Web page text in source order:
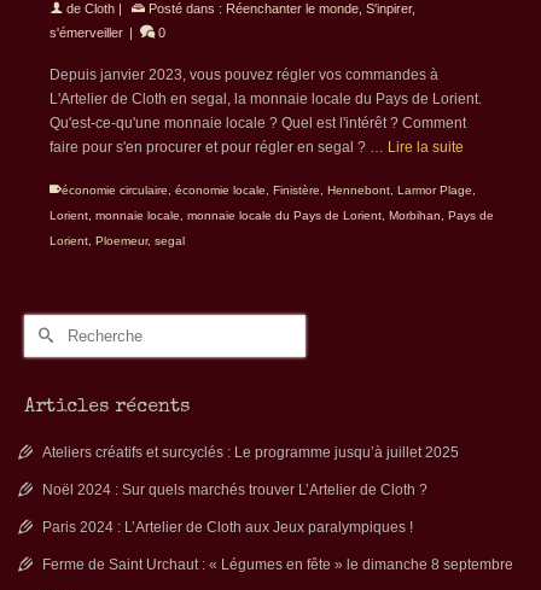
de Cloth | Posté dans : Réenchanter le monde S'inpirer,
s'émerveiller | 0
Depuis janvier 2023, vous pouvez régler vos commandes à
L'Artelier de Cloth en segal, la monnaie locale du Pays de Lorient.
Qu'est-ce-qu'une monnaie locale ? Quel est l'intérêt ? Comment
faire pour s'en procurer et pour régler en segal ? … Lire la suite
économie circulaire économie locale Finistère Hennebont Larmor Plage
Lorient monnaie locale monnaie locale du Pays de Lorient Morbihan
Pays de
Lorient Ploemeur, segal
Rechercher :
Articles récents
Ateliers créatifs et surcyclés : Le programme jusqu’à juillet 2025
Noël 2024 : Sur quels marchés trouver L’Artelier de Cloth ?
Paris 2024 : L’Artelier de Cloth aux Jeux paralympiques !
Ferme de Saint Urchaut : « Légumes en fête » le dimanche 8 septembre